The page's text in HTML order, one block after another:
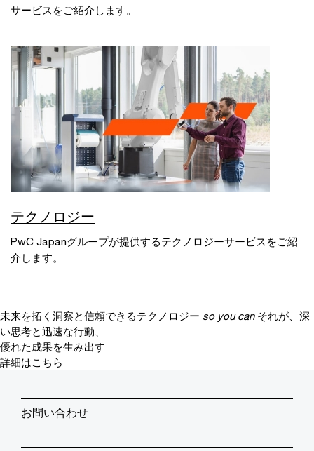
サービスをご紹介します。
テクノロジー
PwC Japanグループが提供するテクノロジーサービスをご紹
介します。
未来を拓く洞察と信頼できるテクノロジー so you can それが、深
い思考と迅速な行動、
優れた成果を生み出す
詳細はこちら
お問い合わせ